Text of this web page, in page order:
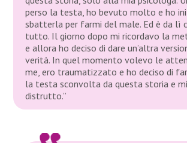
perso la testa, ho bevuto molto e ho
sbatterla per farmi del male. Ed è da lì
tutto. Il giorno dopo mi ricordavo la
e allora ho deciso di dare un’altra
verità. In quel momento volevo le
me, ero traumatizzato e ho deciso di
la testa sconvolta da questa storia e
distrutto.”